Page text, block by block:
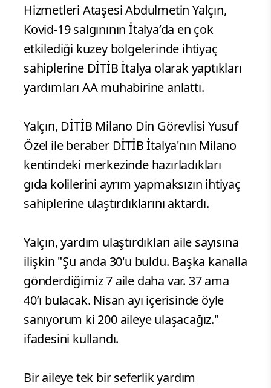
Hizmetleri Ataşesi Abdulmetin Yalçın,
Kovid-19 salgınının İtalya’da en çok
etkilediği kuzey bölgelerinde ihtiyaç
sahiplerine DİTİB İtalya olarak yaptıkları
yardımları AA muhabirine anlattı.
Yalçın, DİTİB Milano Din Görevlisi Yusuf
Özel ile beraber DİTİB İtalya'nın Milano
kentindeki merkezinde hazırladıkları
gıda kolilerini ayrım yapmaksızın ihtiyaç
sahiplerine ulaştırdıklarını aktardı.
Yalçın, yardım ulaştırdıkları aile sayısına
ilişkin "Şu anda 30'u buldu. Başka kanalla
gönderdiğimiz 7 aile daha var. 37 ama
40’ı bulacak. Nisan ayı içerisinde öyle
sanıyorum ki 200 aileye ulaşacağız."
ifadesini kullandı.
Bir aileye tek bir seferlik yardım